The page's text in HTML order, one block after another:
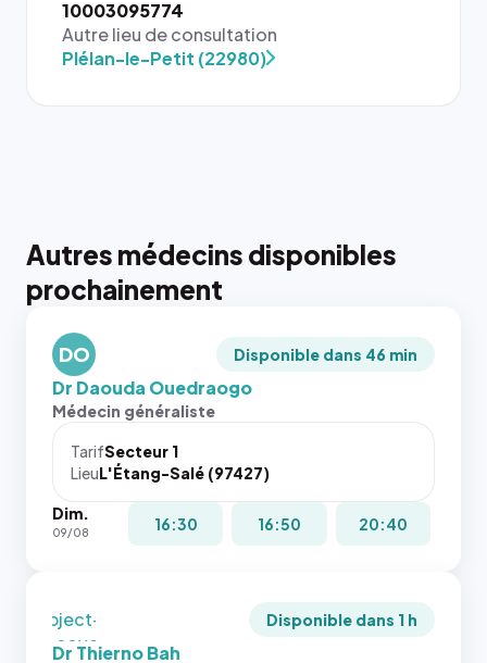
10003095774
Autre lieu de consultation
Plélan-le-Petit (22980)
Autres médecins disponibles
prochainement
DO Disponible dans 46 min
Dr Daouda Ouedraogo
Médecin généraliste
TarifSecteur 1
LieuL'Étang-Salé (97427)
Dim.
09/08 16:30 16:50 20:40
{# 40×40
: la taille
rendue par
`.profile-
picture`,
et un
rapport 1:1
juste à
toutes les
puisque la
`object-
fit: cover`.
Disponible dans 1 h
Dr Thierno Bah
{# 40×40
picture`,
et un